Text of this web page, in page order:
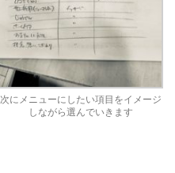
次にメニューにしたい項目をイメージ
しながら選んでいきます